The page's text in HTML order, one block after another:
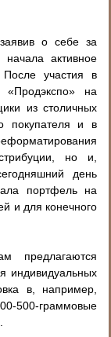
о себе за
активное
участия в
«Продэкспо» на
из столичных
покупателя и в
но и,
день
портфель на
и для конечного
предлагаются
индивидуальных
в, например,
граммовые